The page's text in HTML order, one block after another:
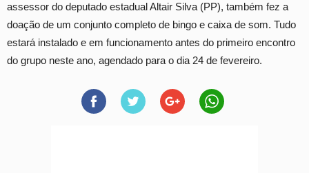
assessor do deputado estadual Altair Silva (PP), também fez a
doação de um conjunto completo de bingo e caixa de som. Tudo
estará instalado e em funcionamento antes do primeiro encontro
do grupo neste ano, agendado para o dia 24 de fevereiro.